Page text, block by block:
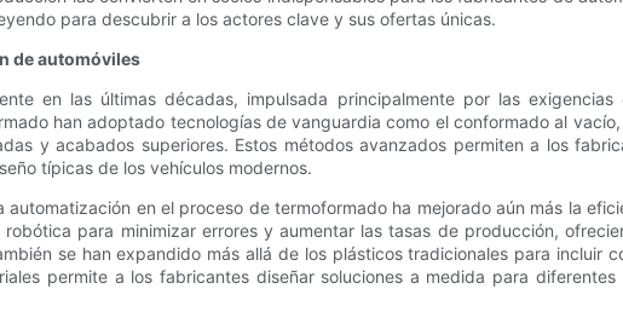
para descubrir a los actores clave y sus ofertas únicas.
de automóviles
en las últimas décadas, impulsada principalmente por las
han adoptado tecnologías de vanguardia como el conformado al
y acabados superiores. Estos métodos avanzados permiten a los
típicas de los vehículos modernos.
en el proceso de termoformado ha mejorado aún más la
para minimizar errores y aumentar las tasas de producción,
se han expandido más allá de los plásticos tradicionales para incluir
permite a los fabricantes diseñar soluciones a medida para